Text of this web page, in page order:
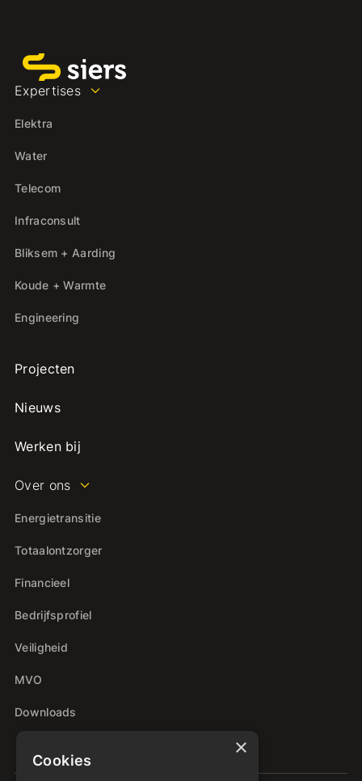
Expertises
Elektra
Water
Telecom
Infraconsult
Bliksem + Aarding
Koude + Warmte
Engineering
Projecten
Nieuws
Werken bij
Over ons
Energietransitie
Totaalontzorger
Financieel
Bedrijfsprofiel
Veiligheid
MVO
Downloads
×
Cookies